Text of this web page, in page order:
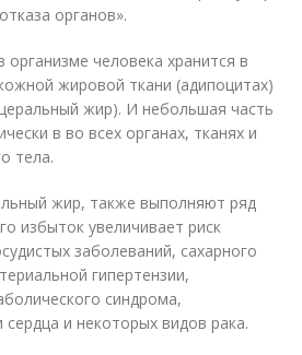
органов».
человека хранится в
жировой ткани (адипоцитах)
жир). И небольшая часть
в во всех органах, тканях и
тела.
жир, также выполняют ряд
избыток увеличивает риск
заболеваний, сахарного
гипертензии,
синдрома,
и некоторых видов рака.